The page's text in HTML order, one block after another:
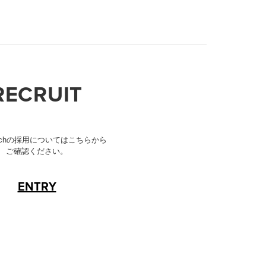
の採用についてはこちらから
ご確認ください。
ENTRY